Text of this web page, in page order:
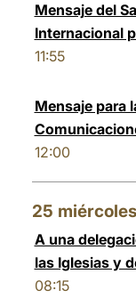
Mensaje del
Internacional
11:55
Mensaje para
12:00
25 miércoles
A una
las Iglesias y
08:15